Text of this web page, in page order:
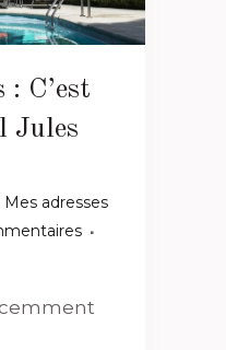
C’est
Jules
Mes adresses